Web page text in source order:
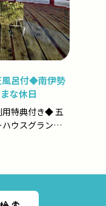
風呂付◆南伊勢
な休日
特典付き◆ 五
ウスグランピ